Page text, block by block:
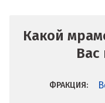
Какой
Вас
ФРАКЦИЯ: